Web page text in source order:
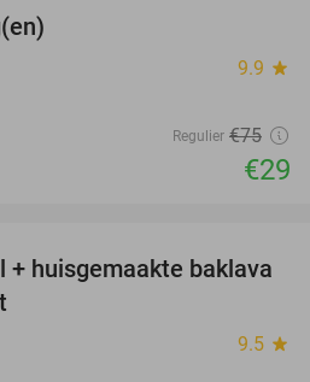
9.9 star
Regulier €75
€29
24%
+ huisgemaakte baklava
9.5 star